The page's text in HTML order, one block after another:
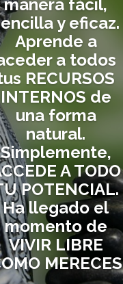
manera fácil,
y eficaz.
Aprende a
a todos
RECURSOS
INTERNOS de
una forma
natural.
Simplemente,
A TODO
POTENCIAL.
Ha llegado el
momento de
VIVIR LIBRE
MERECES